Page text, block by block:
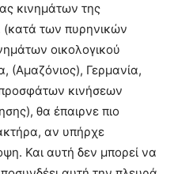
κινημάτων της
(κατά των πυρηνικών
οικολογικού
(Αμαζόνιος), Γερμανία,
κινήσεων
θα έπαιρνε πιο
αν υπήρχε
Και αυτή δεν μπορεί να